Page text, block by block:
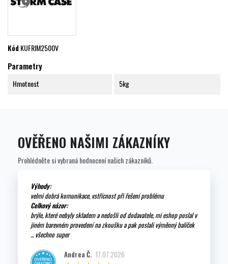
KódKUFRIM2500V
Parametry
Hmotnost 5kg
OVĚŘENO NAŠIMI ZÁKAZNÍKY
Prohlédněte si vybraná hodnocení našich zákazníků.
Výhody:
velmi dobrá komunikace, vstřícnost při řešení problému
Celkový názor:
brýle, které nebyly skladem a nedošli od dodavatele, mi eshop poslal v
jiném barevném provedení na zkoušku a pak poslali výměnný balíček
... všechno super
Andrea Č. 17.07.2026